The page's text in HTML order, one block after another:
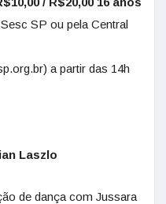
SP ou pela Central
a partir das 14h
Laszlo
de dança com Jussara